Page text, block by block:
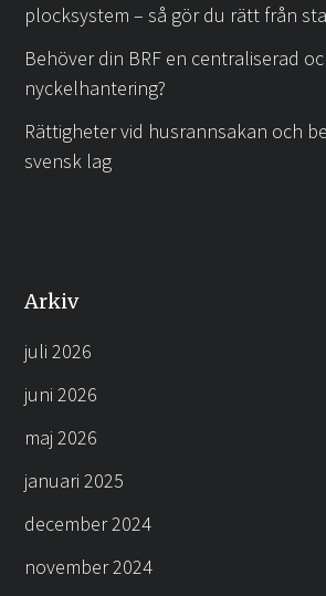
plocksystem – så gör du rätt från
Behöver din BRF en centraliserad
nyckelhantering?
Rättigheter vid husrannsakan och
svensk lag
Arkiv
juli 2026
juni 2026
maj 2026
januari 2025
december 2024
november 2024